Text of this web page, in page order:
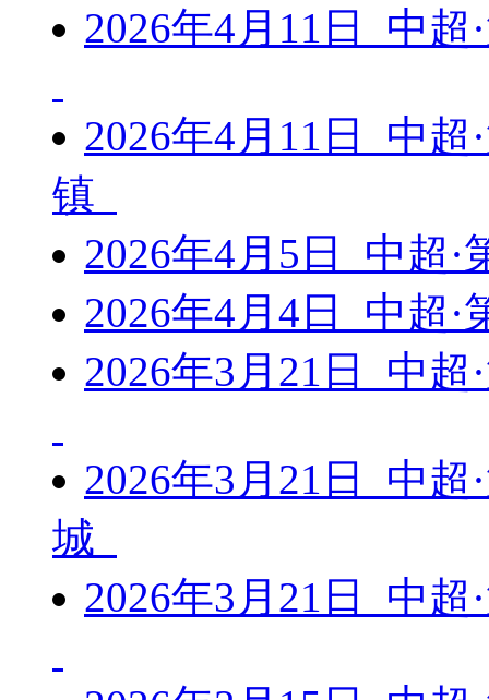
2026年4月11日 中
2026年4月11日 中
镇
2026年4月5日 中超
2026年4月4日 中超
2026年3月21日 中
2026年3月21日 中
城
2026年3月21日 中